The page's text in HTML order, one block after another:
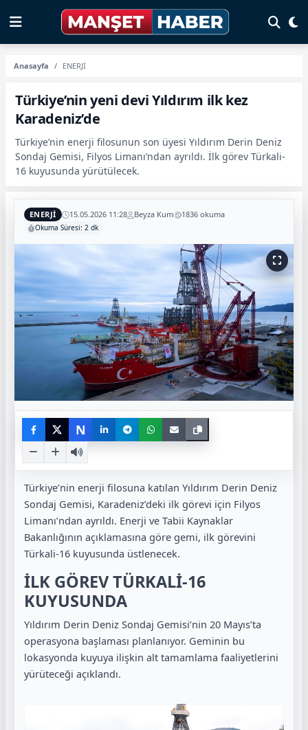
Anasayfa ENERJİ
Türkiye’nin yeni devi Yıldırım ilk kez
Karadeniz’de
Türkiye’nin enerji filosunun son üyesi Yıldırım Derin Deniz
Sondaj Gemisi, Filyos Limanı’ndan ayrıldı. İlk görev Türkali-
16 kuyusunda yürütülecek.
ENERJİ 15.05.2026 11:28 Beyza Kum 1836 okuma
Okuma Süresi: 2 dk
N
Türkiye’nin enerji filosuna katılan Yıldırım Derin Deniz
Sondaj Gemisi, Karadeniz’deki ilk görevi için Filyos
Limanı’ndan ayrıldı. Enerji ve Tabii Kaynaklar
Bakanlığının açıklamasına göre gemi, ilk görevini
Türkali-16 kuyusunda üstlenecek.
İLK GÖREV TÜRKALİ-16
KUYUSUNDA
Yıldırım Derin Deniz Sondaj Gemisi’nin 20 Mayıs’ta
operasyona başlaması planlanıyor. Geminin bu
lokasyonda kuyuya ilişkin alt tamamlama faaliyetlerini
yürüteceği açıklandı.